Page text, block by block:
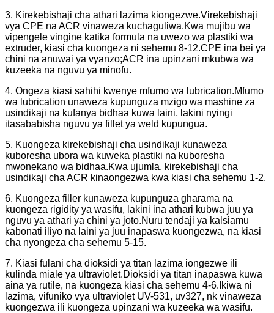
3. Kirekebishaji cha athari lazima kiongezwe.Virekebishaji
vya CPE na ACR vinaweza kuchaguliwa.Kwa mujibu wa
vipengele vingine katika formula na uwezo wa plastiki wa
extruder, kiasi cha kuongeza ni sehemu 8-12.CPE ina bei ya
chini na anuwai ya vyanzo;ACR ina upinzani mkubwa wa
kuzeeka na nguvu ya minofu.
4. Ongeza kiasi sahihi kwenye mfumo wa lubrication.Mfumo
wa lubrication unaweza kupunguza mzigo wa mashine za
usindikaji na kufanya bidhaa kuwa laini, lakini nyingi
itasababisha nguvu ya fillet ya weld kupungua.
5. Kuongeza kirekebishaji cha usindikaji kunaweza
kuboresha ubora wa kuweka plastiki na kuboresha
mwonekano wa bidhaa.Kwa ujumla, kirekebishaji cha
usindikaji cha ACR kinaongezwa kwa kiasi cha sehemu 1-2.
6. Kuongeza filler kunaweza kupunguza gharama na
kuongeza rigidity ya wasifu, lakini ina athari kubwa juu ya
nguvu ya athari ya chini ya joto.Nuru tendaji ya kalsiamu
kabonati iliyo na laini ya juu inapaswa kuongezwa, na kiasi
cha nyongeza cha sehemu 5-15.
7. Kiasi fulani cha dioksidi ya titan lazima iongezwe ili
kulinda miale ya ultraviolet.Dioksidi ya titan inapaswa kuwa
aina ya rutile, na kuongeza kiasi cha sehemu 4-6.Ikiwa ni
lazima, vifuniko vya ultraviolet UV-531, uv327, nk vinaweza
kuongezwa ili kuongeza upinzani wa kuzeeka wa wasifu.